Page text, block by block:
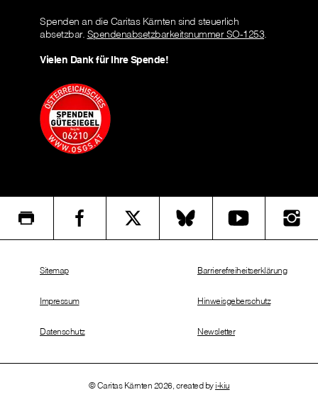
Spenden an die Caritas Kärnten sind steuerlich
absetzbar. Spendenabsetzbarkeitsnummer SO-1253.
Vielen Dank für Ihre Spende!
© Caritas Kärnten 2026, created by i-kiu
Sitemap
Impressum
Datenschutz
Barrierefreiheitserklärung
Hinweisgeberschutz
Newsletter